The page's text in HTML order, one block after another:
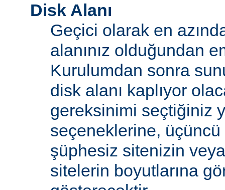
Disk Alanı
Geçici olarak en
alanınız olduğundan
Kurulumdan sonra
disk alanı kaplıyor
gereksinimi seçtiğiniz
seçeneklerine,
şüphesiz sitenizin
sitelerin boyutlarına